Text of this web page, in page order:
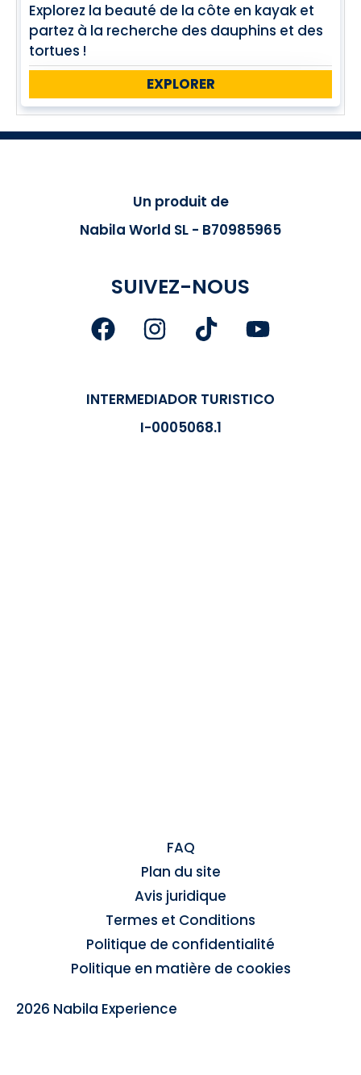
Explorez la beauté de la côte en kayak et
partez à la recherche des dauphins et des
tortues !
EXPLORER
Un produit de
Nabila World SL - B70985965
SUIVEZ-NOUS
INTERMEDIADOR TURISTICO
I-0005068.1
FAQ
Plan du site
Avis juridique
Termes et Conditions
Politique de confidentialité
Politique en matière de cookies
2026 Nabila Experience